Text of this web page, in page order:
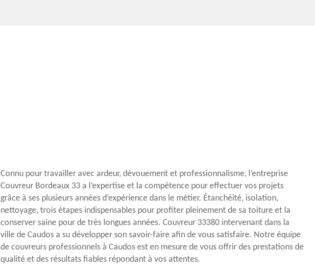
Connu pour travailler avec ardeur, dévouement et professionnalisme, l’entreprise
Couvreur Bordeaux 33 a l’expertise et la compétence pour effectuer vos projets
grâce à ses plusieurs années d’expérience dans le métier. Étanchéité, isolation,
nettoyage, trois étapes indispensables pour profiter pleinement de sa toiture et la
conserver saine pour de très longues années. Couvreur 33380 intervenant dans la
ville de Caudos a su développer son savoir-faire afin de vous satisfaire. Notre équipe
de couvreurs professionnels à Caudos est en mesure de vous offrir des prestations de
qualité et des résultats fiables répondant à vos attentes.